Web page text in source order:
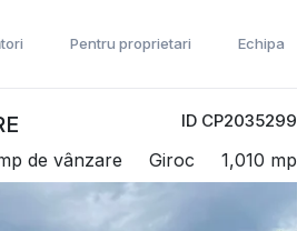
Pentru proprietari Echipa
ID CP2035299
de vânzare Giroc 1,010 mp